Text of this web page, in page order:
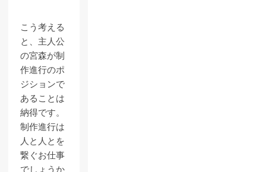
こう考える
と、主人公
の宮森が制
作進行のポ
ジションで
あることは
納得です。
制作進行は
人と人とを
繋ぐお仕事
でしょうか